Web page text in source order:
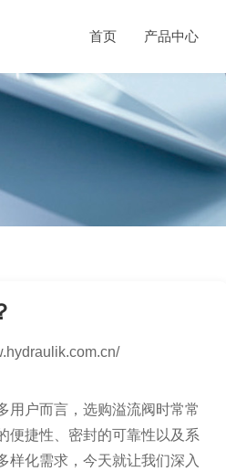
首页 产品中心
用户而言，选购溢流阀时常常
便捷性、密封的可靠性以及系
样化需求，今天就让我们深入